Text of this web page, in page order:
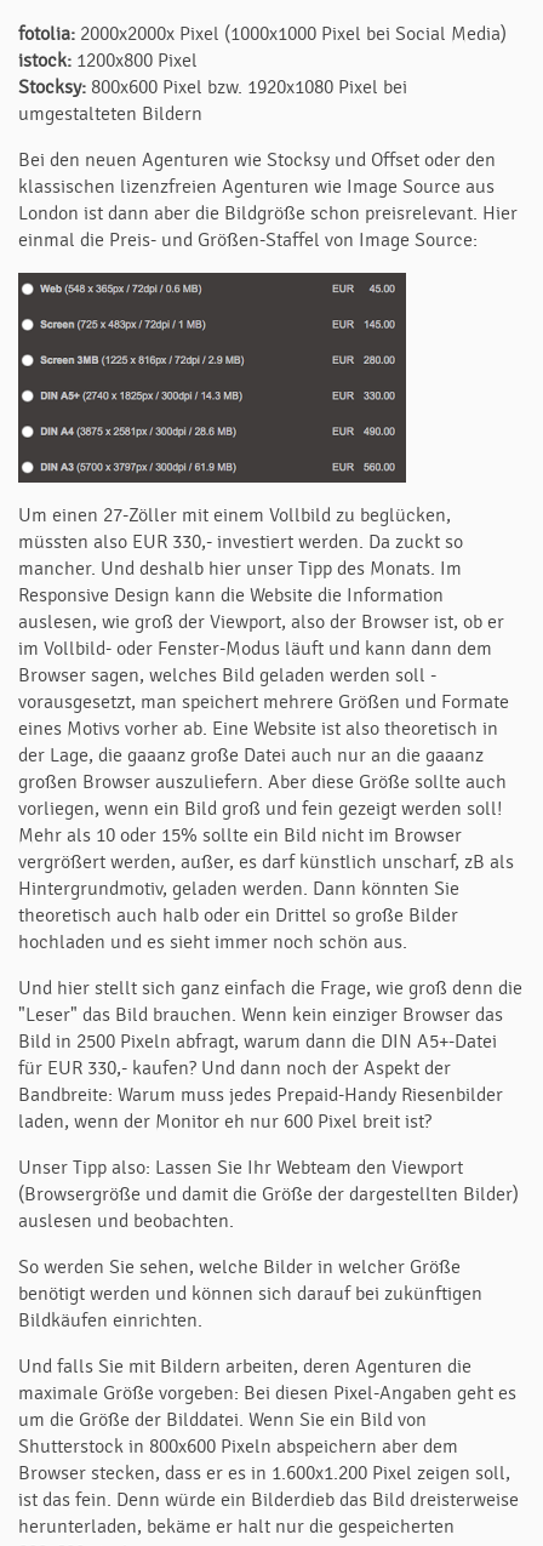
fotolia: 2000x2000x Pixel (1000x1000 Pixel bei Social Media)
istock: 1200x800 Pixel
Stocksy: 800x600 Pixel bzw. 1920x1080 Pixel bei
umgestalteten Bildern
Bei den neuen Agenturen wie Stocksy und Offset oder den
klassischen lizenzfreien Agenturen wie Image Source aus
London ist dann aber die Bildgröße schon preisrelevant. Hier
einmal die Preis- und Größen-Staffel von Image Source:
Um einen 27-Zöller mit einem Vollbild zu beglücken,
müssten also EUR 330,- investiert werden. Da zuckt so
mancher. Und deshalb hier unser Tipp des Monats. Im
Responsive Design kann die Website die Information
auslesen, wie groß der Viewport, also der Browser ist, ob er
im Vollbild- oder Fenster-Modus läuft und kann dann dem
Browser sagen, welches Bild geladen werden soll -
vorausgesetzt, man speichert mehrere Größen und Formate
eines Motivs vorher ab. Eine Website ist also theoretisch in
der Lage, die gaaanz große Datei auch nur an die gaaanz
großen Browser auszuliefern. Aber diese Größe sollte auch
vorliegen, wenn ein Bild groß und fein gezeigt werden soll!
Mehr als 10 oder 15% sollte ein Bild nicht im Browser
vergrößert werden, außer, es darf künstlich unscharf, zB als
Hintergrundmotiv, geladen werden. Dann könnten Sie
theoretisch auch halb oder ein Drittel so große Bilder
hochladen und es sieht immer noch schön aus.
Und hier stellt sich ganz einfach die Frage, wie groß denn die
"Leser" das Bild brauchen. Wenn kein einziger Browser das
Bild in 2500 Pixeln abfragt, warum dann die DIN A5+-Datei
für EUR 330,- kaufen? Und dann noch der Aspekt der
Bandbreite: Warum muss jedes Prepaid-Handy Riesenbilder
laden, wenn der Monitor eh nur 600 Pixel breit ist?
Unser Tipp also: Lassen Sie Ihr Webteam den Viewport
(Browsergröße und damit die Größe der dargestellten Bilder)
auslesen und beobachten.
So werden Sie sehen, welche Bilder in welcher Größe
benötigt werden und können sich darauf bei zukünftigen
Bildkäufen einrichten.
Und falls Sie mit Bildern arbeiten, deren Agenturen die
maximale Größe vorgeben: Bei diesen Pixel-Angaben geht es
um die Größe der Bilddatei. Wenn Sie ein Bild von
Shutterstock in 800x600 Pixeln abspeichern aber dem
Browser stecken, dass er es in 1.600x1.200 Pixel zeigen soll,
ist das fein. Denn würde ein Bilderdieb das Bild dreisterweise
herunterladen, bekäme er halt nur die gespeicherten